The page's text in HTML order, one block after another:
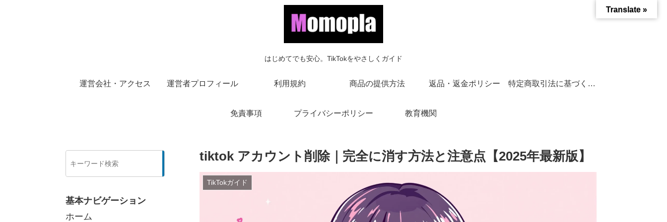
はじめてでも安心。TikTokをやさしくガイド
運営会社・アクセス 運営者プロフィール 利用規約 商品の提供方法 返品・返金ポリシー 特定商取引法に基づく表記
免責事項 プライバシーポリシー 教育機関
tiktok アカウント削除｜完全に消す方法と注意点【2025年最新版】
TikTokガイド
基本ナビゲーション
ホーム
Translate »